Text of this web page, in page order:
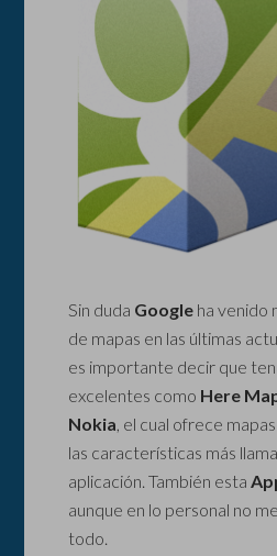
Sin duda Google ha venido
de mapas en las últimas
es importante decir que
excelentes como Here
Nokia, el cual ofrece
las características más
aplicación. También esta
aunque en lo personal no
todo.